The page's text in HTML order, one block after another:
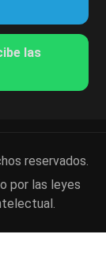
las
reservados.
por las leyes